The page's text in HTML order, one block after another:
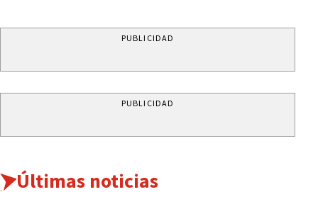
PUBLICIDAD
PUBLICIDAD
Últimas noticias